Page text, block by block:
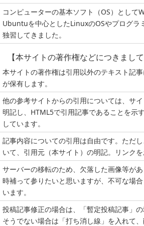
コンピューターの基本ソフト（OS）として
Ubuntuを中心としたLinuxのOSやプログラ
独習してきました。
【本サイトの著作権などにつきまして
本サイトの著作権は引用以外のテキスト記
が保有します。
他の参考サイトからの引用については、サ
明記し、HTML5で引用記事であることを示
しています。
記事内容についての引用は自由です。ただ
いて、引用元（本サイト）の明記。リンクを
サーバーの移転のため、欠落した画像等が
時補って参りたいと思いますが、不可な場
います。
投稿記事修正の場合は、「暫定投稿記事」の
そうでない場合は「打ち消し線」を入れて、